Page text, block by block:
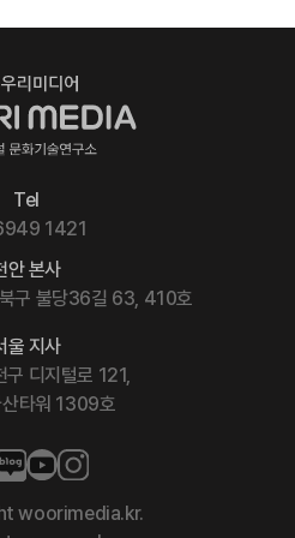
안 본사
구 불당36길 63, 410호
Tel
1421
울 지사
구 디지털로 121,
산타워 1309호
woorimedia.kr.